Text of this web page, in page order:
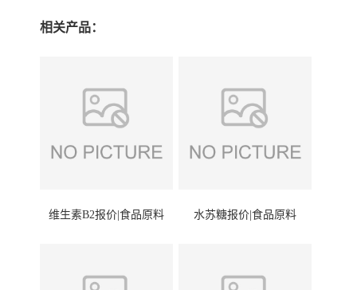
相关产品：
维生素B2报价|食品原料 水苏糖报价|食品原料